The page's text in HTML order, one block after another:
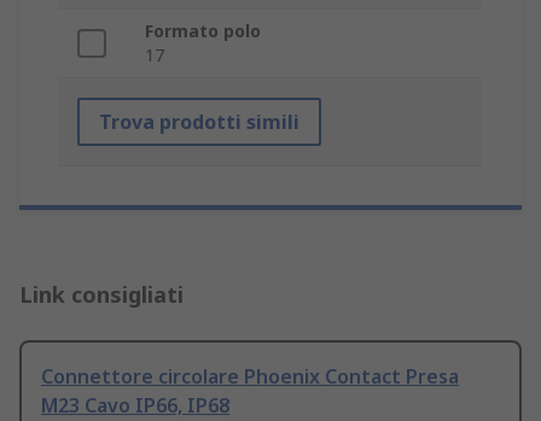
Formato polo
17
Trova prodotti simili
Link consigliati
Connettore circolare Phoenix Contact Presa
M23 Cavo IP66, IP68